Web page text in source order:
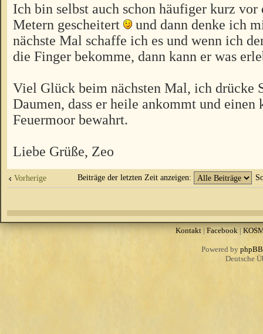
Ich bin selbst auch schon häufiger kurz vor
Metern gescheitert
und dann denke ich
nächste Mal schaffe ich es und wenn ich
die Finger bekomme, dann kann er was
Viel Glück beim nächsten Mal, ich drücke
Daumen, dass er heile ankommt und
Feuermoor bewahrt.
Liebe Grüße, Zeo
Vorherige Beiträge der letzten Zeit anzeigen:
Kontakt| Facebook|
Powered by phpBB
Deutsche